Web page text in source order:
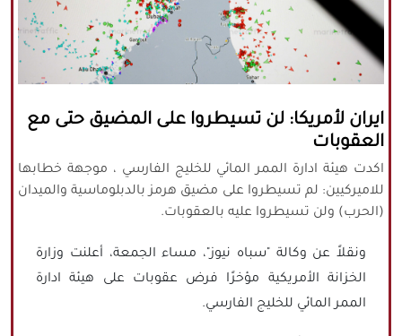
עברית |
русский |中文
كافة الحقوق محفوظة لموقع نورنيوز
يُرجى ذكر المصدر عند نقل أي موضوع عن
ايران لأمريكا: لن تسيطروا على المضيق حتى مع
العقوبات
اكدت هيئة ادارة الممر المائي للخليج الفارسي ، موجهة خطابها
للاميركيين: لم تسيطروا على مضيق هرمز بالدبلوماسية والميدان
(الحرب) ولن تسيطروا عليه بالعقوبات.
ونقلاً عن وكالة "سباه نيوز"، مساء الجمعة، أعلنت وزارة
الخزانة الأمريكية مؤخرًا فرض عقوبات على هيئة ادارة
الممر المائي للخليج الفارسي.